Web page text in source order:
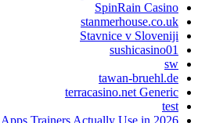
SpinRain Casino
stanmerhouse.co.uk
Stavnice v Sloveniji
sushicasino01
sw
tawan-bruehl.de
terracasino.net Generic
test